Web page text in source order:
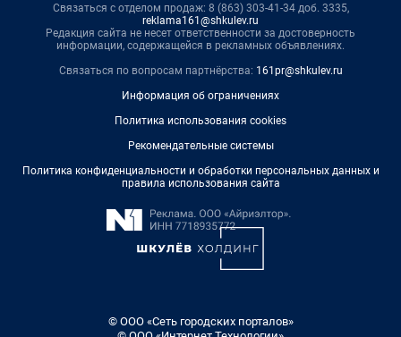
Связаться с отделом продаж: 8 (863) 303-41-34 доб. 3335,
reklama161@shkulev.ru
Редакция сайта не несет ответственности за достоверность
информации, содержащейся в рекламных объявлениях.
Связаться по вопросам партнёрства: 161pr@shkulev.ru
Информация об ограничениях
Политика использования cookies
Рекомендательные системы
Политика конфиденциальности и обработки персональных данных и
правила использования сайта
© ООО «Сеть городских порталов»